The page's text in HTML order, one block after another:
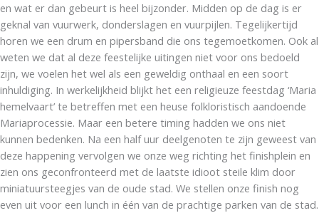
en wat er dan gebeurt is heel bijzonder. Midden op de dag is er
geknal van vuurwerk, donderslagen en vuurpijlen. Tegelijkertijd
horen we een drum en pipersband die ons tegemoetkomen. Ook al
weten we dat al deze feestelijke uitingen niet voor ons bedoeld
zijn, we voelen het wel als een geweldig onthaal en een soort
inhuldiging. In werkelijkheid blijkt het een religieuze feestdag ‘Maria
hemelvaart’ te betreffen met een heuse folkloristisch aandoende
Mariaprocessie. Maar een betere timing hadden we ons niet
kunnen bedenken. Na een half uur deelgenoten te zijn geweest van
deze happening vervolgen we onze weg richting het finishplein en
zien ons geconfronteerd met de laatste idioot steile klim door
miniatuursteegjes van de oude stad. We stellen onze finish nog
even uit voor een lunch in één van de prachtige parken van de stad.